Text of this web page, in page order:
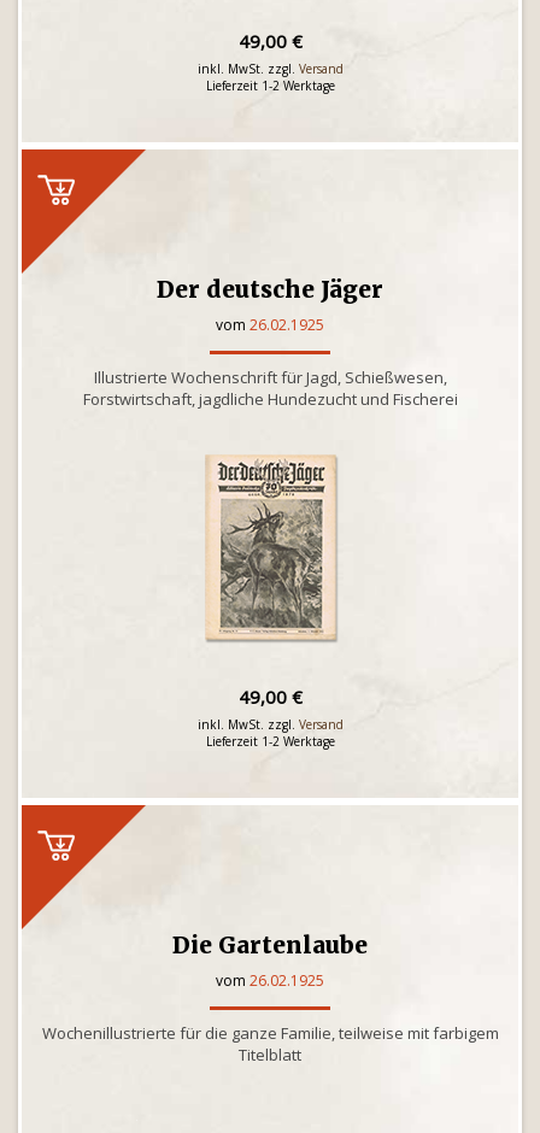
49,00 €
inkl. MwSt. zzgl. Versand
Lieferzeit 1-2 Werktage
Der deutsche Jäger
vom 26.02.1925
Illustrierte Wochenschrift für Jagd, Schießwesen,
Forstwirtschaft, jagdliche Hundezucht und Fischerei
49,00 €
inkl. MwSt. zzgl. Versand
Lieferzeit 1-2 Werktage
Die Gartenlaube
vom 26.02.1925
Wochenillustrierte für die ganze Familie, teilweise mit farbigem
Titelblatt